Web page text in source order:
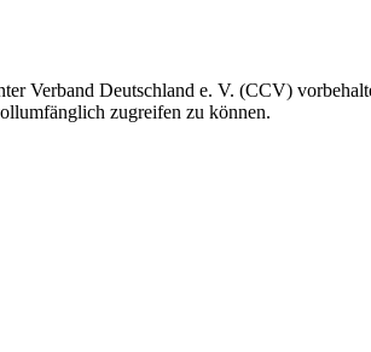
Verband Deutschland e. V. (CCV)
zugreifen zu können.